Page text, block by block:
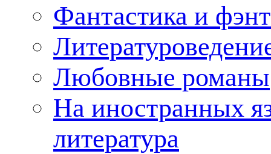
Фантастика и
Любовные романы
На иностранных
литература